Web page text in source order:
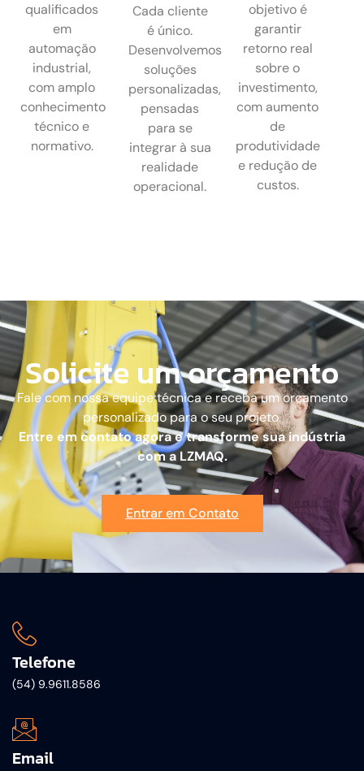
qualificados
em
automação
industrial,
com amplo
conhecimento
técnico e
normativo.
Cada cliente
é único.
Desenvolvemos
soluções
personalizadas,
pensadas
para se
integrar à sua
realidade
operacional.
objetivo é
garantir
retorno real
sobre o
investimento,
com aumento
de
produtividade
e redução de
custos.
Solicite um orçamento
Fale com nossa equipe técnica e receba um orçamento
personalizado para o seu projeto.
Entre em contato agora e transforme sua indústria
com a LZMAQ.
Entrar em Contato
Telefone
(54) 9.9611.8586
Email